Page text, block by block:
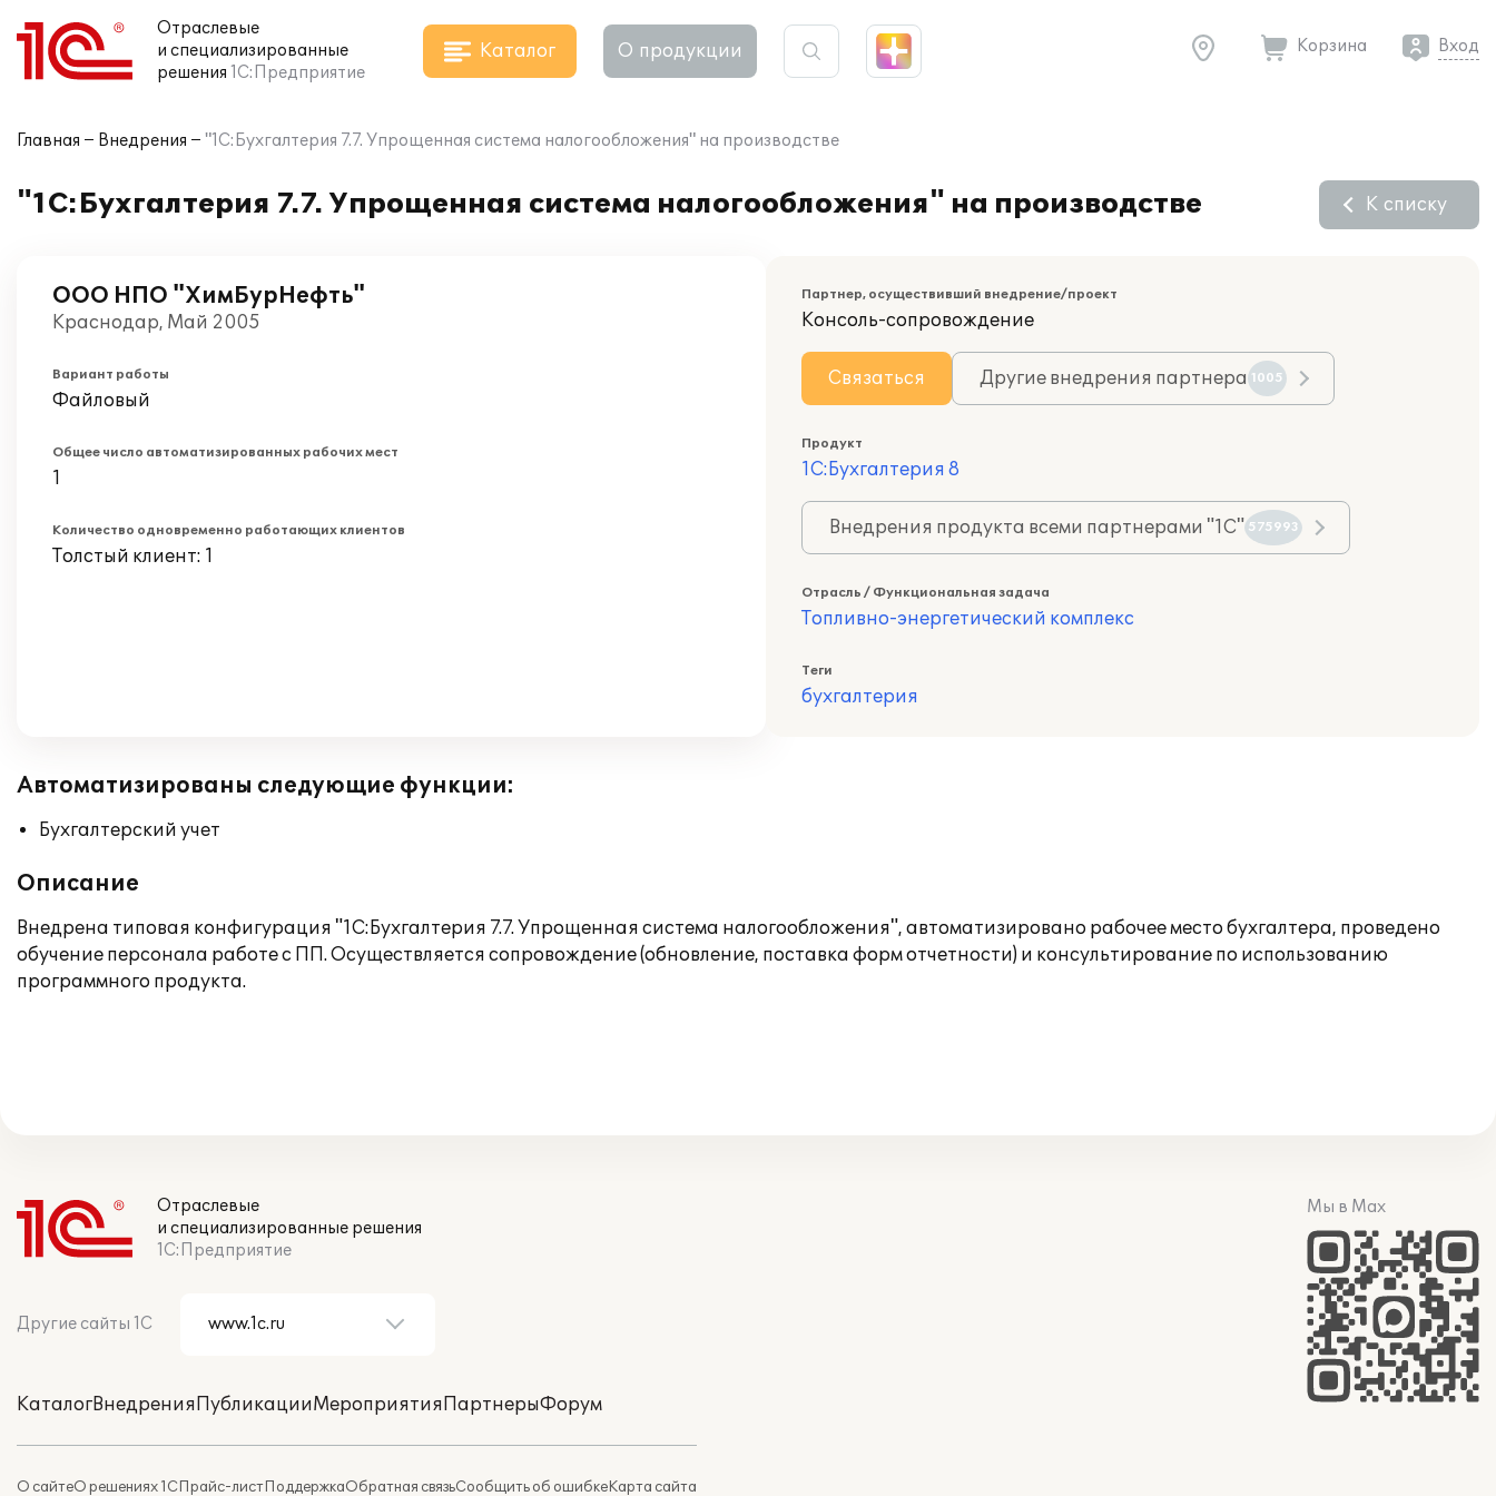
Отраслевые
и специализированные
решения 1С:Предприятие
Каталог О продукции Корзина Вход
Главная Внедрения "1С:Бухгалтерия 7.7. Упрощенная система налогообложения" на производстве
"1С:Бухгалтерия 7.7. Упрощенная система налогообложения" на производстве К списку
ООО НПО "ХимБурНефть"
Краснодар, Май 2005
Вариант работы
Файловый
Общее число автоматизированных рабочих мест
1
Количество одновременно работающих клиентов
Толстый клиент: 1
Партнер, осуществивший внедрение/проект
Консоль-сопровождение
Связаться Другие внедрения партнера 1005
Продукт
1С:Бухгалтерия 8
Внедрения продукта всеми партнерами "1С" 575993
Отрасль / Функциональная задача
Топливно-энергетический комплекс
Теги
бухгалтерия
Автоматизированы следующие функции:
Бухгалтерский учет
Описание
Внедрена типовая конфигурация "1С:Бухгалтерия 7.7. Упрощенная система налогообложения", автоматизировано рабочее место бухгалтера, проведено
обучение персонала работе с ПП. Осуществляется сопровождение (обновление, поставка форм отчетности) и консультирование по использованию
программного продукта.
Отраслевые
и специализированные решения
1С:Предприятие
Другие сайты 1С
КаталогВнедренияПубликацииМероприятияПартнерыФорум
О сайтеО решениях 1СПрайс-листПоддержкаОбратная связьСообщить об ошибкеКарта сайта
Мы в Max